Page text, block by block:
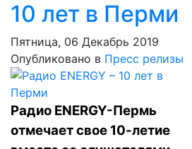
10 лет в Перми
Пятница, 06 Декабрь 2019
Опубликовано в Пресс релизы
Радио ENERGY-Пермь
отмечает свое 10-летие